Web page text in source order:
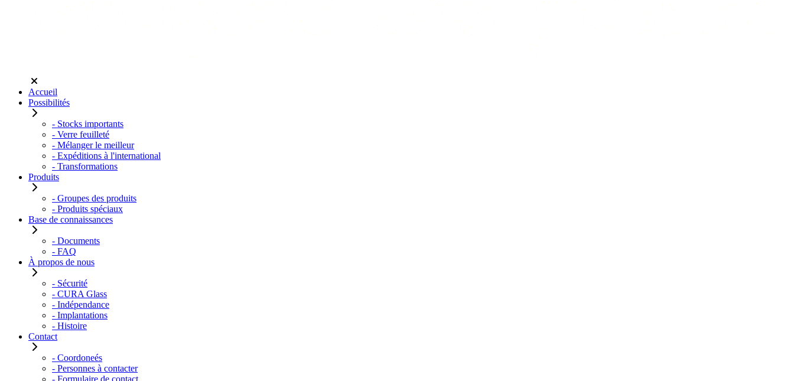
Accueil
Possibilités
- Stocks importants
- Verre feuilleté
- Mélanger le meilleur
- Expéditions à l'international
- Transformations
Produits
- Groupes des produits
- Produits spéciaux
Base de connaissances
- Documents
- FAQ
À propos de nous
- Sécurité
- CURA Glass
- Indépendance
- Implantations
- Histoire
Contact
- Coordoneés
- Personnes à contacter
- Formulaire de contact